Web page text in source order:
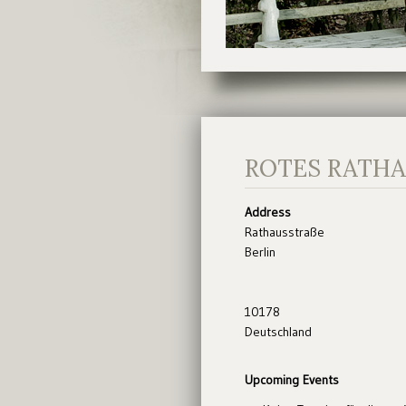
ROTES
Address
Rathausstraße
Berlin
10178
Deutschland
Upcoming Events